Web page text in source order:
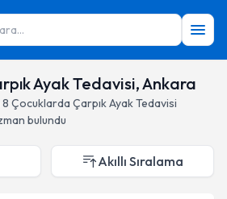
Ayak Tedavisi, Ankara
8 Çocuklarda Çarpık Ayak Tedavisi
bulundu
Akıllı Sıralama